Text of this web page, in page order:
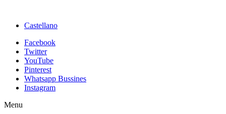
Castellano
Facebook
Twitter
YouTube
Pinterest
Whatsapp Bussines
Instagram
Menu